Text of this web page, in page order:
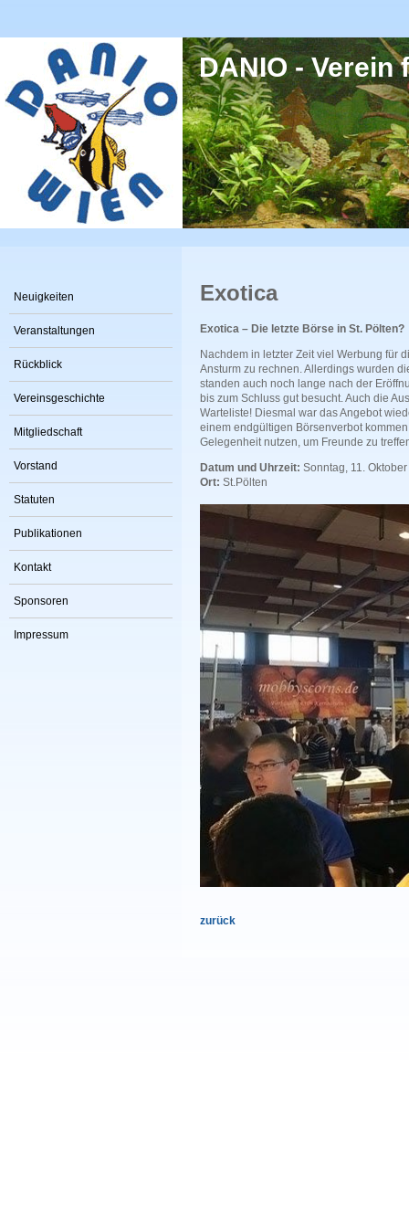
DANIO -
Neuigkeiten
Veranstaltungen
Rückblick
Vereinsgeschichte
Mitgliedschaft
Vorstand
Statuten
Publikationen
Kontakt
Sponsoren
Impressum
Exotica
Exotica – Die letzte Börse in St. Pölten?
Nachdem in letzter Zeit viel Werbung für
Ansturm zu rechnen. Allerdings wurden
standen auch noch lange nach der
bis zum Schluss gut besucht. Auch die
Warteliste! Diesmal war das Angebot
einem endgültigen Börsenverbot
Gelegenheit nutzen, um Freunde zu
Datum und Uhrzeit: Sonntag, 11.
Ort: St.Pölten
zurück